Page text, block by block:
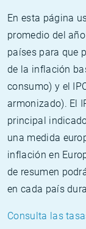
En esta página
promedio del
países para que
de la inflación
consumo) y el
armonizado). El
principal
una medida
inflación en
de resumen
en cada país
Consulta las